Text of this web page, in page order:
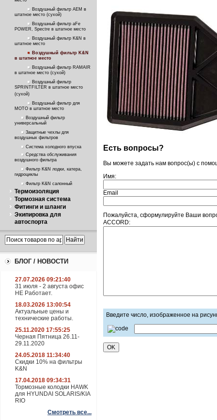
Воздушный фильтр AEM в
штатное место (сухой)
Воздушный фильтр aFe
POWER, Spectre в штатное место
Воздушный фильтр K&N в
штатное место
Воздушный фильтр K&N
в штатное место
Воздушный фильтр RAMAIR
в штатное место (сухой)
Воздушный фильтр
SPRINTFILTER в штатное место
(сухой)
Воздушный фильтр для
МОТО в штатное место
Воздушный фильтр
универсальный
Защитные чехлы для
воздушных фильтров
Система холодного впуска
Средства обслуживания
воздушного фильтра
Фильтр K&N лодки, катера,
гидроциклы
Фильтр K&N салонный
Термоизоляция
Тормозная система
Фитинги и шланги
Экипировка для
автоспорта
БЛОГ / НОВОСТИ
27.07.2026 09:21:40
31 июля - 2 августа офис
НЕ Работает.
18.03.2026 13:00:54
Актуальные цены и
технические работы.
25.11.2020 17:55:25
Черная Пятница 26.11-
29.11.2020
24.05.2018 11:34:40
Скидки 10% на фильтры
K&N
17.04.2018 09:34:31
Тормозные колодки HAWK
для HYUNDAI SOLARIS/KIA
RIO
Смотреть все...
Есть вопросы?
Вы можете задать нам вопрос(ы) с
Имя:
Email
Пожалуйста, сформулируйте Ваши
ACCORD:
Введите число, изображенное на